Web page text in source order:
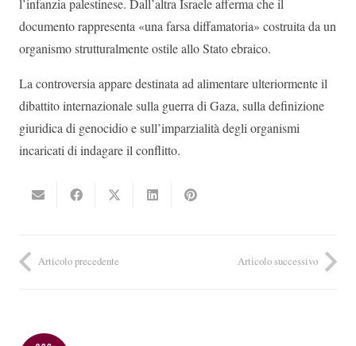
l’infanzia palestinese. Dall’altra Israele afferma che il
documento rappresenta «una farsa diffamatoria» costruita da un
organismo strutturalmente ostile allo Stato ebraico.
La controversia appare destinata ad alimentare ulteriormente il
dibattito internazionale sulla guerra di Gaza, sulla definizione
giuridica di genocidio e sull’imparzialità degli organismi
incaricati di indagare il conflitto.
Articolo precedente Articolo successivo